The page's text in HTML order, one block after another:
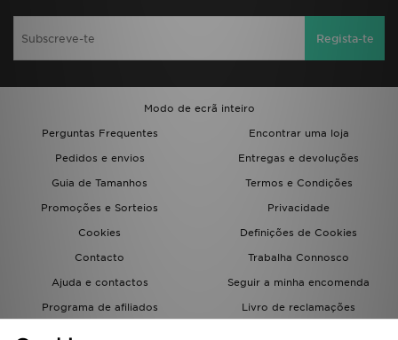
Regista-te
Modo de ecrã inteiro
Perguntas Frequentes
Encontrar uma loja
Pedidos e envios
Entregas e devoluções
Guia de Tamanhos
Termos e Condições
Promoções e Sorteios
Privacidade
Cookies
Definições de Cookies
Contacto
Trabalha Connosco
Ajuda e contactos
Seguir a minha encomenda
Programa de afiliados
Livro de reclamações